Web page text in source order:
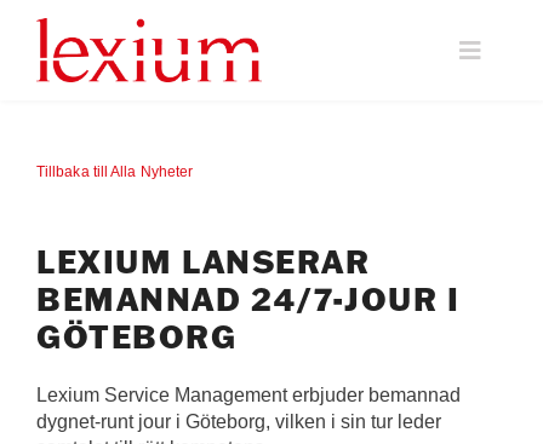
innehållet
Toggle
Rådgivning
Om Lexium
Kontakta oss
Tillbaka till Alla Nyheter
LEXIUM LANSERAR
BEMANNAD 24/7-JOUR I
GÖTEBORG
Lexium Service Management erbjuder bemannad
dygnet-runt jour i Göteborg, vilken i sin tur leder